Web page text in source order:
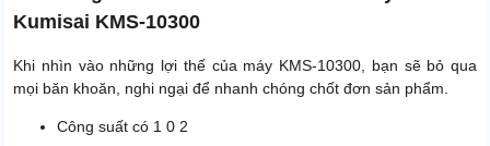
Kumisai KMS-10300
Khi nhìn vào những lợi thế của máy KMS-10300, bạn sẽ bỏ qua
mọi băn khoăn, nghi ngại để nhanh chóng chốt đơn sản phẩm.
Công suất có 1 0 2